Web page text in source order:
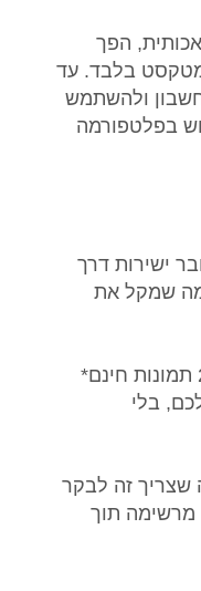
הפך
מטקסט בלבד. עד
ולהשתמש
בפלטפורמה
ישירות דרך
מה שמקל את
- לרגל ההשקה של הגרסה החדשה, כל משתמש מקבל *25 תמונות חינם*
בלי
שצריך זה לבקר
מרשימה תוך